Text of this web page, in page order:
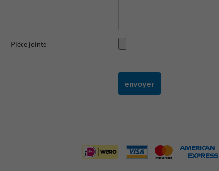
Pièce jointe
envoyer